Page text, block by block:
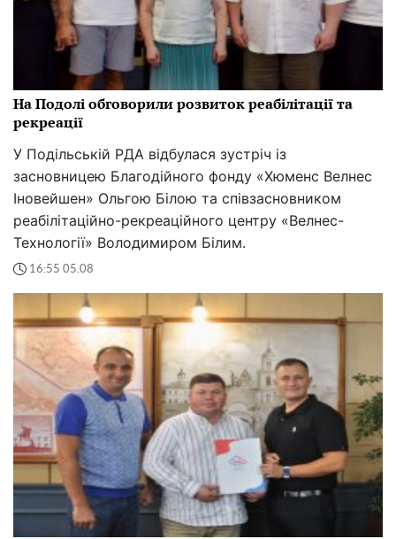
На Подолі обговорили розвиток реабілітації та
рекреації
У Подільській РДА відбулася зустріч із
засновницею Благодійного фонду «Хюменс Велнес
Іновейшен» Ольгою Білою та співзасновником
реабілітаційно-рекреаційного центру «Велнес-
Технології» Володимиром Білим.
16:55 05.08